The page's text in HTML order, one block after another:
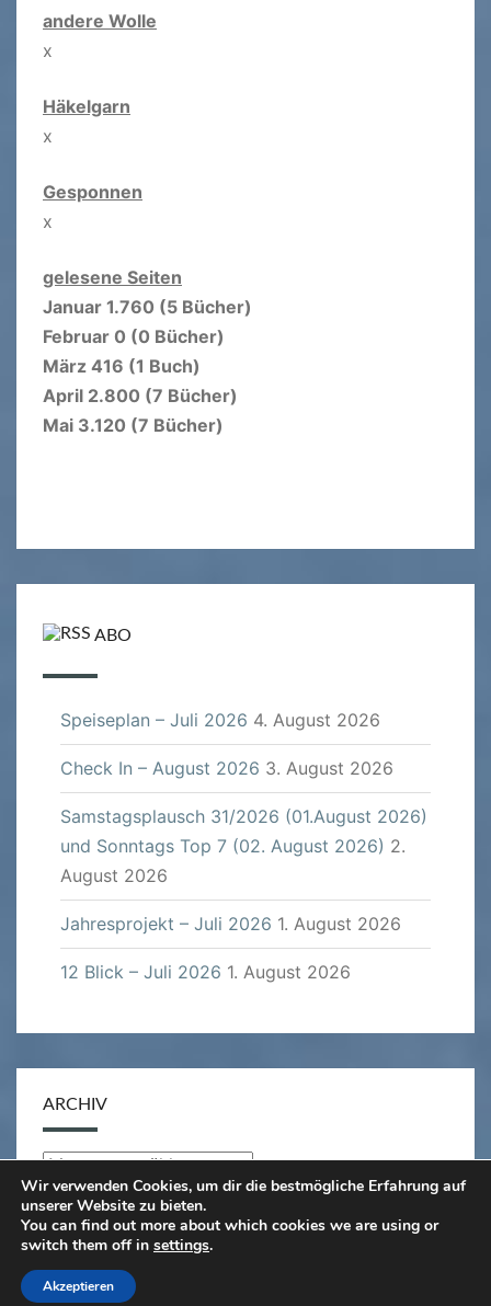
andere Wolle
x
Häkelgarn
x
Gesponnen
x
gelesene Seiten
Januar 1.760 (5 Bücher)
Februar 0 (0 Bücher)
März 416 (1 Buch)
April 2.800 (7 Bücher)
Mai 3.120 (7 Bücher)
ABO
Speiseplan – Juli 2026 4. August 2026
Check In – August 2026 3. August 2026
Samstagsplausch 31/2026 (01.August 2026)
und Sonntags Top 7 (02. August 2026) 2.
August 2026
Jahresprojekt – Juli 2026 1. August 2026
12 Blick – Juli 2026 1. August 2026
ARCHIV
Archiv
© 2026|Stolz präsentiert von
Wir verwenden Cookies, um dir die bestmögliche Erfahrung auf
unserer Website zu bieten.
You can find out more about which cookies we are using or
switch them off in settings.
Akzeptieren